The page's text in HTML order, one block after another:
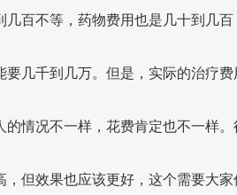
几百不等，药物费用也是几十到几百
要几千到几万。但是，实际的治疗
的情况不一样，花费肯定也不一样
，但效果也应该更好，这个需要大家